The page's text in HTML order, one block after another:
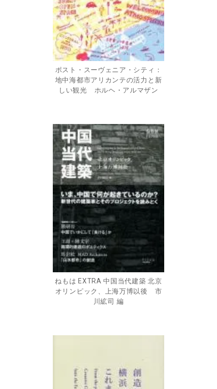
ポスト・スーヴェニア・シティ：
地中海都市アリカンテの活力と新
しい観光 ホルヘ・アルマザン
ねもは EXTRA 中国当代建築 北京
オリンピック、上海万博以後 市
川絋司 編